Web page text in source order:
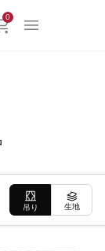
0
吊り 生地